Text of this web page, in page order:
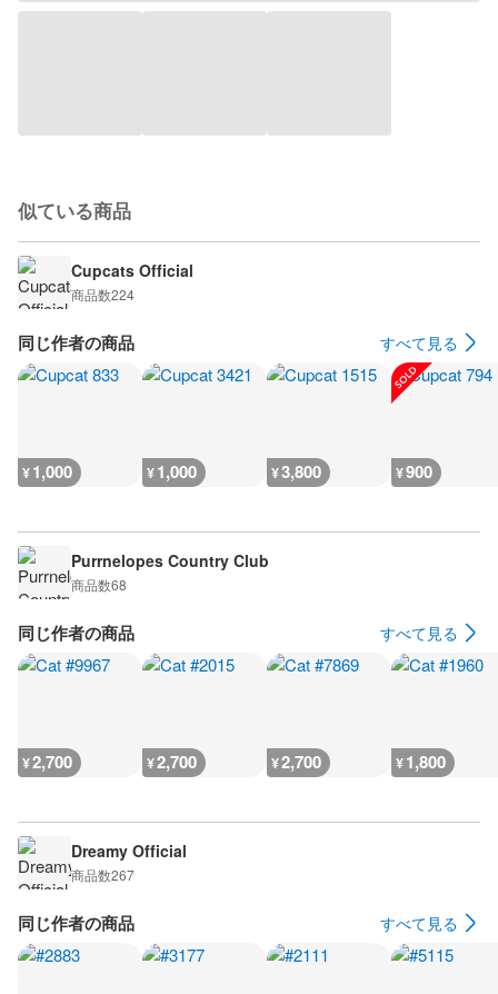
似ている商品
Cupcats Official
商品数224
同じ作者の商品 すべて見る
¥1,000 ¥1,000 ¥3,800 ¥900
Purrnelopes Country Club
商品数68
同じ作者の商品 すべて見る
¥2,700 ¥2,700 ¥2,700 ¥1,800
Dreamy Official
商品数267
同じ作者の商品 すべて見る